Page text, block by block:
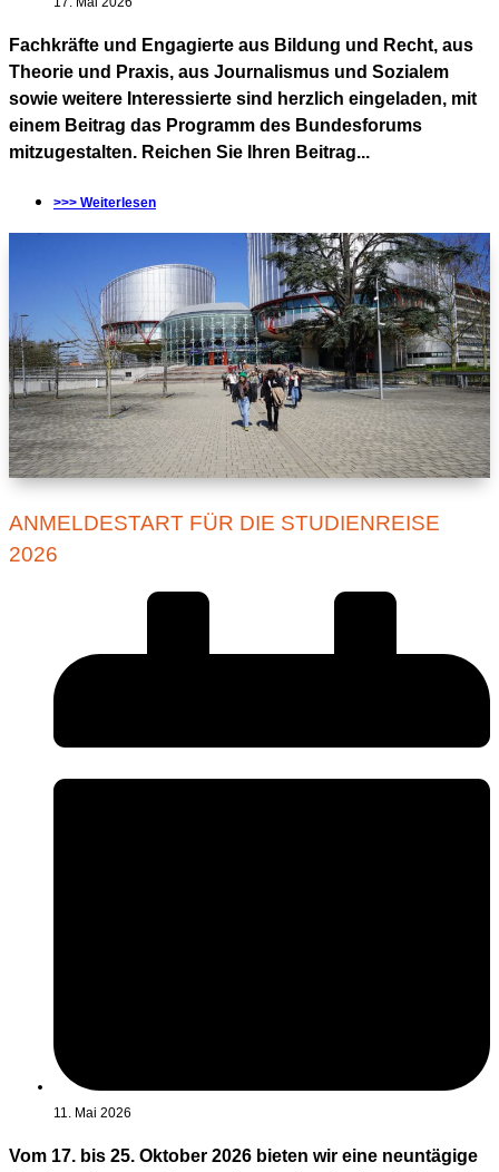
Fachkräfte und Engagierte aus Bildung und Recht, aus
Theorie und Praxis, aus Journalismus und Sozialem
sowie weitere Interessierte sind herzlich eingeladen, mit
einem Beitrag das Programm des Bundesforums
mitzugestalten. Reichen Sie Ihren Beitrag...
>>> Weiterlesen
ANMELDESTART FÜR DIE STUDIENREISE
2026
11. Mai 2026
Vom 17. bis 25. Oktober 2026 bieten wir eine neuntägige